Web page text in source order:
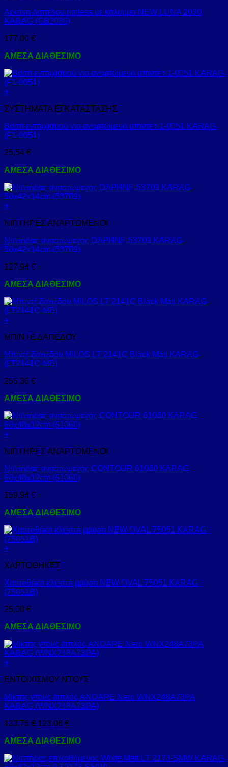
Λεκάνη δαπέδου rimless με κάλυμμα NEW LUNA 2030
KARAG (CB2030)
177,00 €
ΑΜΕΣΑ ΔΙΑΘΕΣΙΜΟ
+
ΣΥΣΤΗΜΑΤΑ ΕΓΚΑΤΑΣΤΑΣΗΣ
Βάση εντοιχισμού για αναρτώμενο μπιντέ F1-0051 KARAG
(F1-0051)
25,54 €
ΑΜΕΣΑ ΔΙΑΘΕΣΙΜΟ
+
ΝΙΠΤΗΡΕΣ ΑΝΑΡΤΩΜΕΝΟΙ
Νιπτήρας αναρτώμενος DAPHNE 53709 KARAG
50x42x14cm (53709)
127,94 €
ΑΜΕΣΑ ΔΙΑΘΕΣΙΜΟ
+
ΜΠΙΝΤΕ ΔΑΠΕΔΟΥ
Μπιντέ δαπέδου MILOS LT 2141C Black Matt KARAG
(LT2141C-MB)
255,36 €
ΑΜΕΣΑ ΔΙΑΘΕΣΙΜΟ
+
ΝΙΠΤΗΡΕΣ ΑΝΑΡΤΩΜΕΝΟΙ
Νιπτήρας αναρτώμενος CONTOUR 61060 KARAG
60x40x12cm (61060)
159,94 €
ΑΜΕΣΑ ΔΙΑΘΕΣΙΜΟ
+
ΧΑΡΤΟΘΗΚΕΣ
Χαρτοθήκη κλειστή μαύρη NEW OVAL 75051 KARAG
(75051B)
25,00 €
ΑΜΕΣΑ ΔΙΑΘΕΣΙΜΟ
+
ΕΝΤΟΙΧΙΣΜΟΥ ΝΤΟΥΣ
Μίκτης ντους διπλός ANDARE Nero WNX248A73PA
KARAG (WNX248A73PA)
133,76€ 123,06 €
ΑΜΕΣΑ ΔΙΑΘΕΣΙΜΟ